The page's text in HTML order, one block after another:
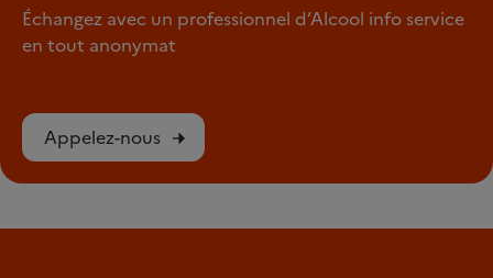
Échangez avec un professionnel d’Alcool info service
en tout anonymat
Appelez-nous